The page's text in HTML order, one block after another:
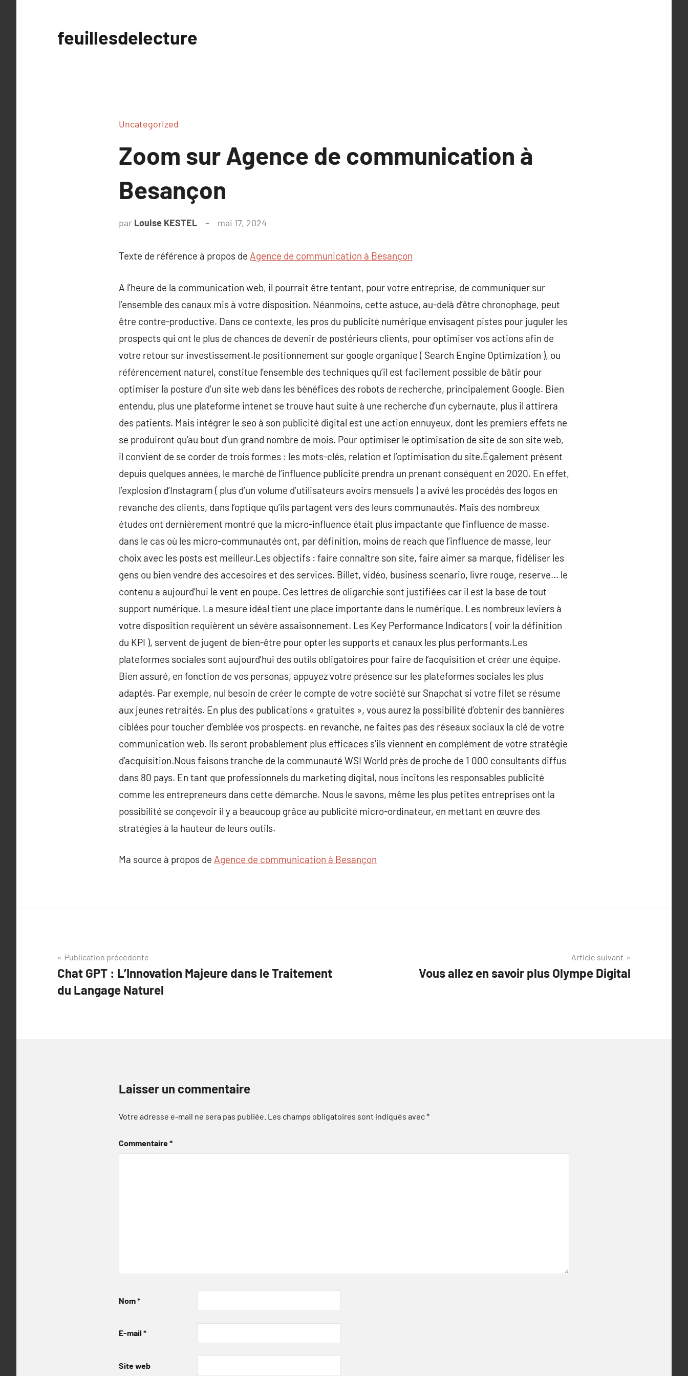
feuillesdelecture
Uncategorized
Zoom sur Agence de communication à
Besançon
par Louise KESTEL mai 17, 2024
Texte de référence à propos de Agence de communication à Besançon
A l’heure de la communication web, il pourrait être tentant, pour votre entreprise, de communiquer sur
l’ensemble des canaux mis à votre disposition. Néanmoins, cette astuce, au-delà d’être chronophage, peut
être contre-productive. Dans ce contexte, les pros du publicité numérique envisagent pistes pour juguler les
prospects qui ont le plus de chances de devenir de postérieurs clients, pour optimiser vos actions afin de
votre retour sur investissement.le positionnement sur google organique ( Search Engine Optimization ), ou
référencement naturel, constitue l’ensemble des techniques qu’il est facilement possible de bâtir pour
optimiser la posture d’un site web dans les bénéfices des robots de recherche, principalement Google. Bien
entendu, plus une plateforme intenet se trouve haut suite à une recherche d’un cybernaute, plus il attirera
des patients. Mais intégrer le seo à son publicité digital est une action ennuyeux, dont les premiers effets ne
se produiront qu’au bout d’un grand nombre de mois. Pour optimiser le optimisation de site de son site web,
il convient de se corder de trois formes : les mots-clés, relation et l’optimisation du site.Également présent
depuis quelques années, le marché de l’influence publicité prendra un prenant conséquent en 2020. En effet,
l’explosion d’Instagram ( plus d’un volume d’utilisateurs avoirs mensuels ) a avivé les procédés des logos en
revanche des clients, dans l’optique qu’ils partagent vers des leurs communautés. Mais des nombreux
études ont dernièrement montré que la micro-influence était plus impactante que l’influence de masse.
dans le cas où les micro-communautés ont, par définition, moins de reach que l’influence de masse, leur
choix avec les posts est meilleur.Les objectifs : faire connaître son site, faire aimer sa marque, fidéliser les
gens ou bien vendre des accesoires et des services. Billet, vidéo, business scenario, livre rouge, reserve… le
contenu a aujourd’hui le vent en poupe. Ces lettres de oligarchie sont justifiées car il est la base de tout
support numérique. La mesure idéal tient une place importante dans le numérique. Les nombreux leviers à
votre disposition requièrent un sévère assaisonnement. Les Key Performance Indicators ( voir la définition
du KPI ), servent de jugent de bien-être pour opter les supports et canaux les plus performants.Les
plateformes sociales sont aujourd’hui des outils obligatoires pour faire de l’acquisition et créer une équipe.
Bien assuré, en fonction de vos personas, appuyez votre présence sur les plateformes sociales les plus
adaptés. Par exemple, nul besoin de créer le compte de votre société sur Snapchat si votre filet se résume
aux jeunes retraités. En plus des publications « gratuites », vous aurez la possibilité d’obtenir des bannières
ciblées pour toucher d’emblée vos prospects. en revanche, ne faites pas des réseaux sociaux la clé de votre
communication web. Ils seront probablement plus efficaces s’ils viennent en complément de votre stratégie
d’acquisition.Nous faisons tranche de la communauté WSI World près de proche de 1 000 consultants diffus
dans 80 pays. En tant que professionnels du marketing digital, nous incitons les responsables publicité
comme les entrepreneurs dans cette démarche. Nous le savons, même les plus petites entreprises ont la
possibilité se conçevoir il y a beaucoup grâce au publicité micro-ordinateur, en mettant en œuvre des
stratégies à la hauteur de leurs outils.
Ma source à propos de Agence de communication à Besançon
Navigation
de
l’article
Publication précédente
Chat GPT : L’Innovation Majeure dans le Traitement
du Langage Naturel
Article suivant
Vous allez en savoir plus Olympe Digital
Laisser un commentaire
Votre adresse e-mail ne sera pas publiée. Les champs obligatoires sont indiqués avec*
Commentaire*
Nom*
E-mail *
Site web